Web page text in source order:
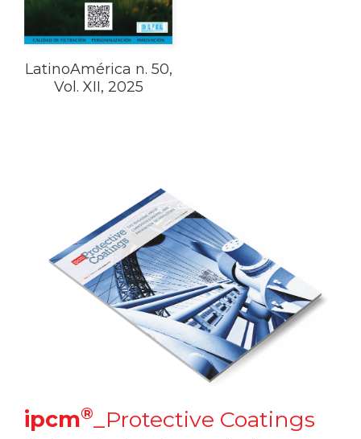
LatinoAmérica n. 50,
Vol. XII, 2025
ipcm®_Protective Coatings